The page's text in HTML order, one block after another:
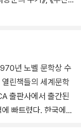
상자로 결정되었으나
하여 상을 받으러 가
추방되었다. 스위스
는 버몬트주 캐번디시
렸다. 1994년 5월, 20
루》, 《1914년 8
열린책들의 세계문학
출판사에서 출간된
에 빠트렸다. 한국에서